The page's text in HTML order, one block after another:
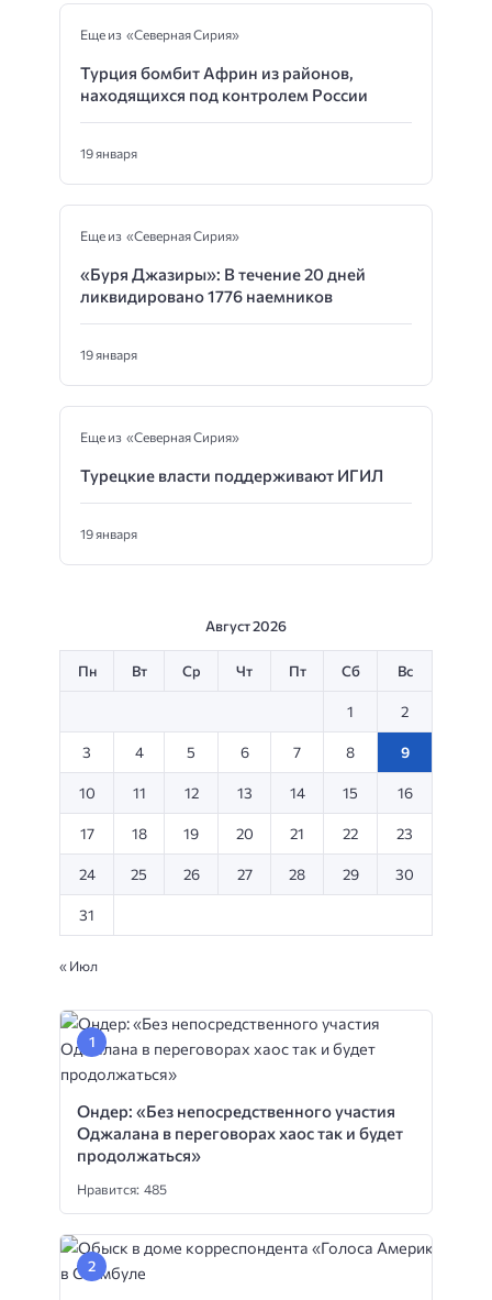
Еще из «Северная Сирия»
Турция бомбит Африн из районов,
находящихся под контролем России
19 января
Еще из «Северная Сирия»
«Буря Джазиры»: В течение 20 дней
ликвидировано 1776 наемников
19 января
Еще из «Северная Сирия»
Турецкие власти поддерживают ИГИЛ
19 января
Август 2026
Пн Вт Ср Чт Пт Сб Вс
1 2
3 4 5 6 7 8 9
10 11 12 13 14 15 16
17 18 19 20 21 22 23
24 25 26 27 28 29 30
31
« Июл
Ондер: «Без непосредственного участия
Оджалана в переговорах хаос так и будет
продолжаться»
Нравится: 485